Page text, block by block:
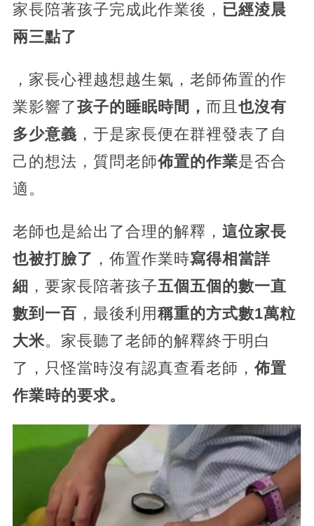
家長陪著孩子完成此作業後， 已經淩晨
兩三點了
，家長心裡越想越生氣，老師佈置的作
業影響了孩子的睡眠時間， 而且 也沒有
多少意義 ，于是家長便在群裡發表了自
己的想法，質問老師佈置的作業是否合
適。
老師也是給出了合理的解釋， 這位家長
也被打臉了 ，佈置作業時寫得相當詳
細 ，要家長陪著孩子五個五個的數一直
數到一百 ，最後利用 稱重的方式數1萬粒
大米。家長聽了老師的解釋終于明白
了，只怪當時沒有認真查看老師，佈置
作業時的要求。